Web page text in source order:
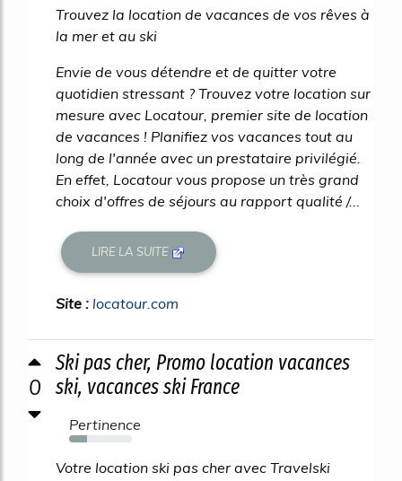
Trouvez la location de vacances de vos rêves à
la mer et au ski
Envie de vous détendre et de quitter votre
quotidien stressant ? Trouvez votre location sur
mesure avec Locatour, premier site de location
de vacances ! Planifiez vos vacances tout au
long de l'année avec un prestataire privilégié.
En effet, Locatour vous propose un très grand
choix d'offres de séjours au rapport qualité /...
LIRE LA SUITE
Site : locatour.com
0
Ski pas cher, Promo location vacances
ski, vacances ski France
Pertinence
28%
Votre location ski pas cher avec Travelski